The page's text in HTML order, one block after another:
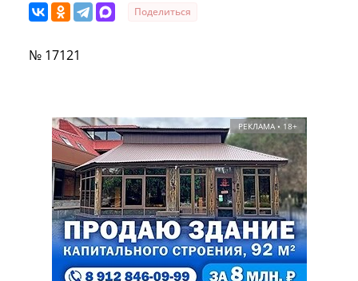
Поделиться
№ 17121
РЕКЛАМА • 18+